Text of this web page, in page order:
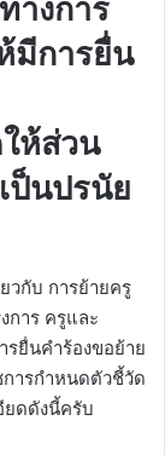
างการ
มีการยื่น
ห้ส่วน
ป็นปรนัย
วกับ การย้ายครู
การ ครูและ
ยื่นคำร้องขอย้าย
ารกำหนดตัวชี้วัด
ยดดังนี้ครับ